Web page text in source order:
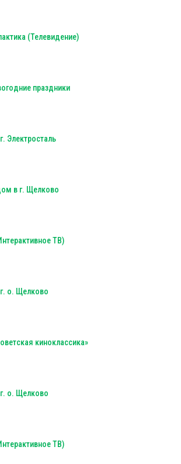
(Телевидение)
праздники
Электросталь
в г. Щелково
ТВ)
о. Щелково
киноклассика»
о. Щелково
ТВ)